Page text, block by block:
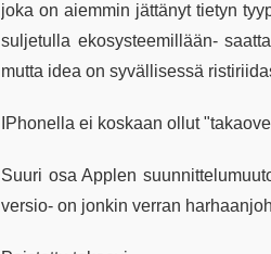
joka on aiemmin jättänyt tietyn
suljetulla ekosysteemillään-
mutta idea on syvällisessä
IPhonella ei koskaan ollut
Suuri osa Applen
versio- on jonkin verran